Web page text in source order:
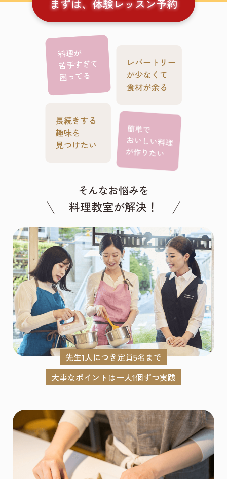
まずは、体験レッスン予約
そんなお悩みを
料理教室が解決！
先生1人につき定員5名まで
大事なポイントは一人1個ずつ実践